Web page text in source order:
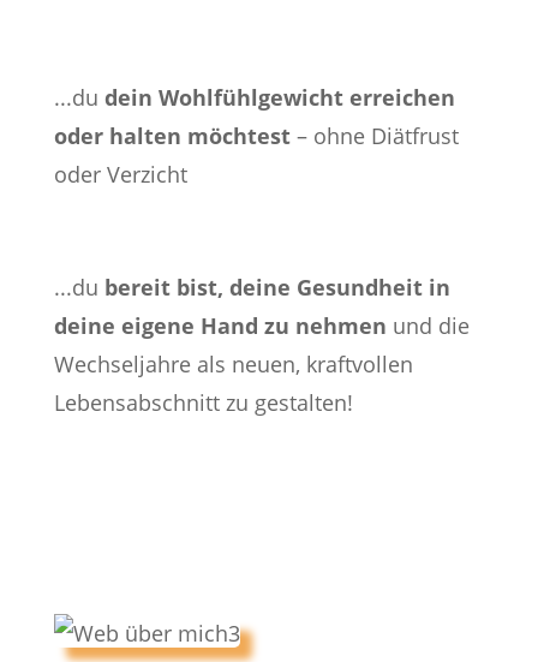
...du dein Wohlfühlgewicht erreichen
oder halten möchtest– ohne Diätfrust
oder Verzicht
...du bereit bist, deine Gesundheit in
deine eigene Hand zu nehmen und die
Wechseljahre als neuen, kraftvollen
Lebensabschnitt zu gestalten!